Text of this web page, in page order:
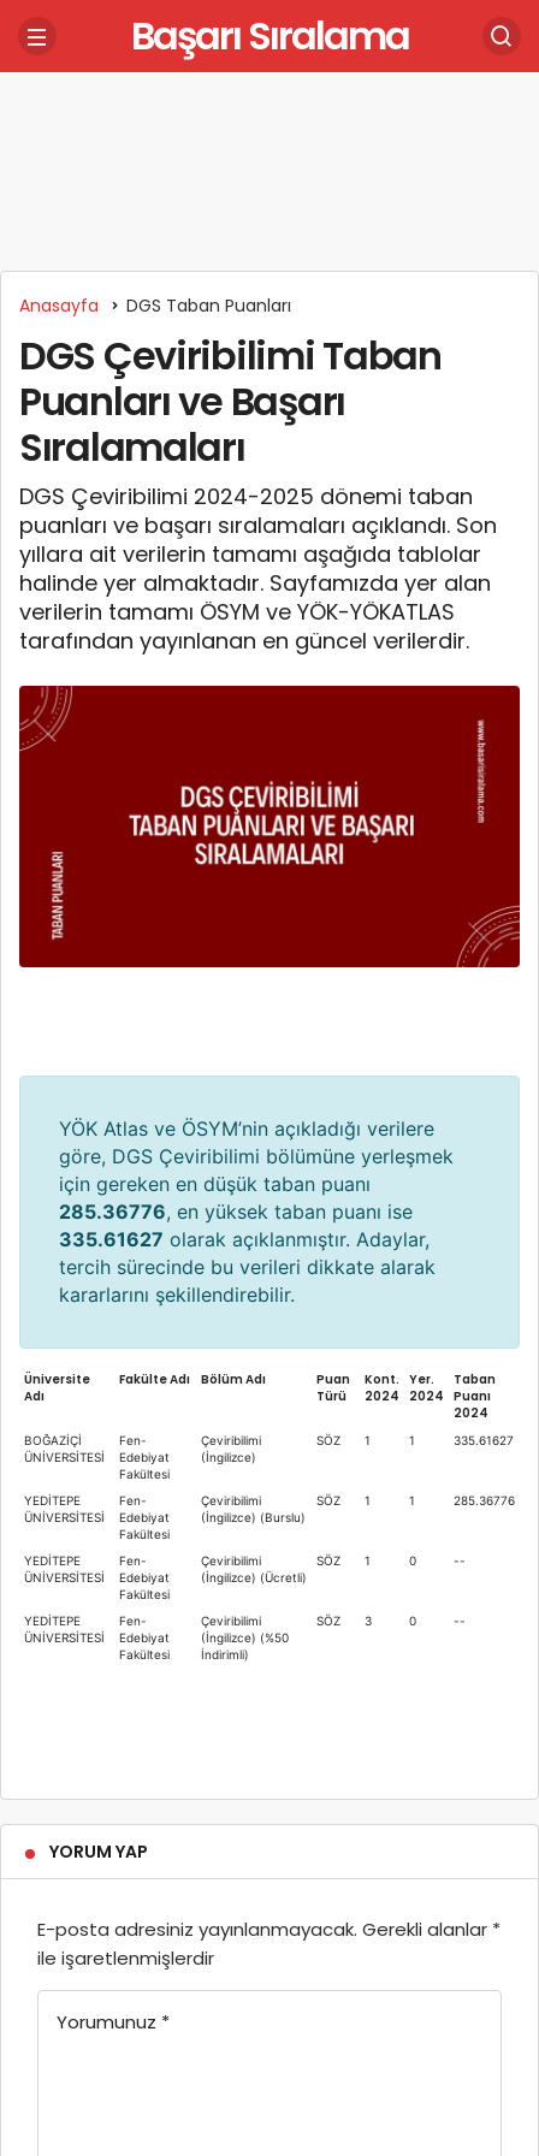
Başarı Sıralama
Anasayfa DGS Taban Puanları
DGS Çeviribilimi Taban
Puanları ve Başarı
Sıralamaları
DGS Çeviribilimi 2024-2025 dönemi taban
puanları ve başarı sıralamaları açıklandı. Son
yıllara ait verilerin tamamı aşağıda tablolar
halinde yer almaktadır. Sayfamızda yer alan
verilerin tamamı ÖSYM ve YÖK-YÖKATLAS
tarafından yayınlanan en güncel verilerdir.
YÖK Atlas ve ÖSYM’nin açıkladığı verilere
göre, DGS Çeviribilimi bölümüne yerleşmek
için gereken en düşük taban puanı
285.36776, en yüksek taban puanı ise
335.61627 olarak açıklanmıştır. Adaylar,
tercih sürecinde bu verileri dikkate alarak
kararlarını şekillendirebilir.
Üniversite
Adı
Fakülte Adı Bölüm Adı
Puan
Türü
Kont.
2024
Yer.
2024
Taban
Puanı
2024
BOĞAZİÇİ
ÜNİVERSİTESİ
Fen-
Edebiyat
Fakültesi
Çeviribilimi
(İngilizce)
SÖZ 1 1 335.61627
YEDİTEPE
ÜNİVERSİTESİ
Fen-
Edebiyat
Fakültesi
Çeviribilimi
(İngilizce) (Burslu)
SÖZ 1 1 285.36776
YEDİTEPE
ÜNİVERSİTESİ
Fen-
Edebiyat
Fakültesi
Çeviribilimi
(İngilizce) (Ücretli)
SÖZ 1 0 --
YEDİTEPE
ÜNİVERSİTESİ
Fen-
Edebiyat
Fakültesi
Çeviribilimi
(İngilizce) (%50
İndirimli)
SÖZ 3 0 --
YORUM YAP
E-posta adresiniz yayınlanmayacak. Gerekli alanlar *
ile işaretlenmişlerdir
Yorumunuz *